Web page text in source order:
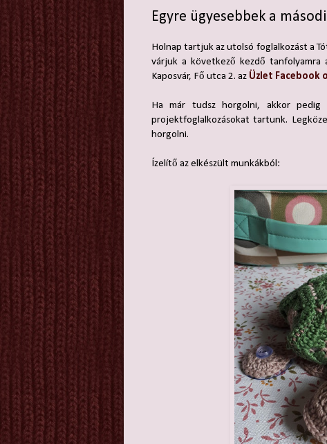
Egyre ügyesebbek a
Holnap tartjuk az utolsó foglalkozást a
várjuk a következő kezdő
Kaposvár, Fő utca 2. az Üzlet Facebook
Ha már tudsz horgolni, akkor
projektfoglalkozásokat tartunk.
horgolni.
Ízelítő az elkészült munkákból: